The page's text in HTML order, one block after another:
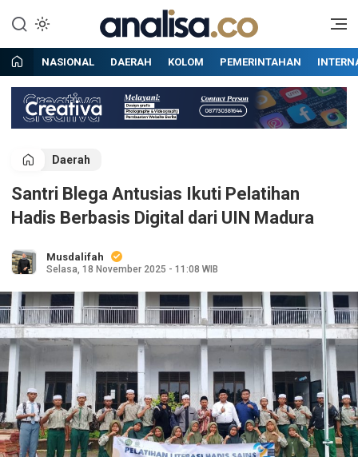
konten
Analisa
Situs berita online terpercaya
NASIONAL DAERAH KOLOM PEMERINTAHAN
Daerah
Santri Blega Antusias Ikuti Pelatihan
Hadis Berbasis Digital dari UIN Madura
Musdalifah
Selasa, 18 November 2025 - 11:08 WIB